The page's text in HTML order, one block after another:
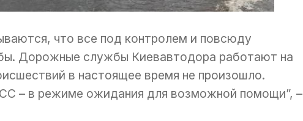
что все под контролем и повсюду
Дорожные службы Киевавтодора работают на
в настоящее время не произошло.
– в режиме ожидания для возможной помощи”, –